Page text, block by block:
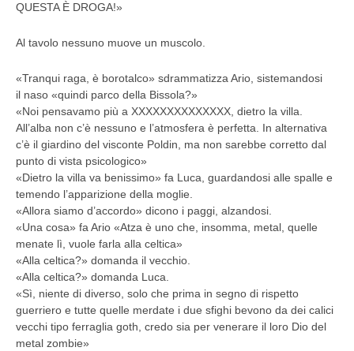
QUESTA È DROGA!»
Al tavolo nessuno muove un muscolo.
«Tranqui raga, è borotalco» sdrammatizza Ario, sistemandosi
il naso «quindi parco della Bissola?»
«Noi pensavamo più a XXXXXXXXXXXXXX, dietro la villa.
All’alba non c’è nessuno e l’atmosfera è perfetta. In alternativa
c’è il giardino del visconte Poldin, ma non sarebbe corretto dal
punto di vista psicologico»
«Dietro la villa va benissimo» fa Luca, guardandosi alle spalle e
temendo l’apparizione della moglie.
«Allora siamo d’accordo» dicono i paggi, alzandosi.
«Una cosa» fa Ario «Atza è uno che, insomma, metal, quelle
menate lì, vuole farla alla celtica»
«Alla celtica?» domanda il vecchio.
«Alla celtica?» domanda Luca.
«Sì, niente di diverso, solo che prima in segno di rispetto
guerriero e tutte quelle merdate i due sfighi bevono da dei calici
vecchi tipo ferraglia goth, credo sia per venerare il loro Dio del
metal zombie»